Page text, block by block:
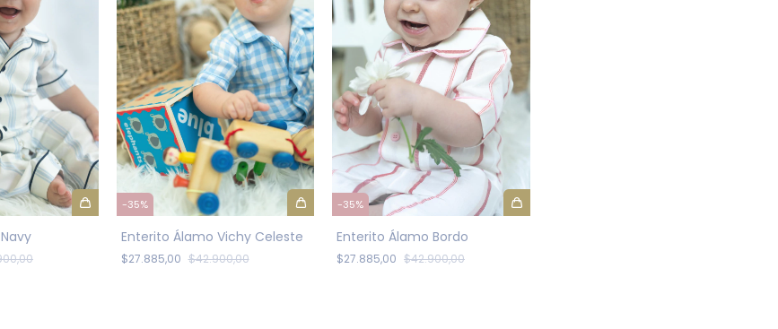
-35%
Enterito Álamo Vichy Celeste
$27.885,00 $42.900,00
-35%
Enterito Álamo Bordo
$27.885,00 $42.900,00